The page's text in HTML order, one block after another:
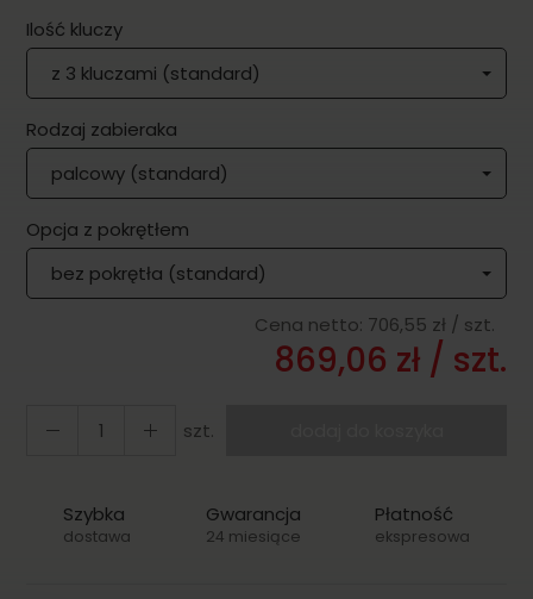
Ilość kluczy
z 3 kluczami (standard)
Rodzaj zabieraka
palcowy (standard)
Opcja z pokrętłem
bez pokrętła (standard)
Cena netto: 706,55 zł / szt.
869,06 zł/ szt.
szt.
Szybka
dostawa
Gwarancja
24 miesiące
Płatność
ekspresowa